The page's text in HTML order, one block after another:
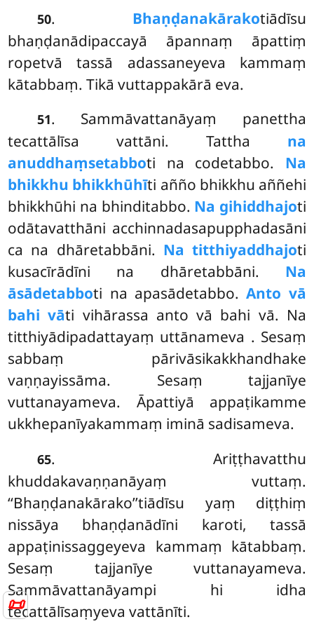
📜
50. Bhaṇḍanakārakotiādīsu
bhaṇḍanādipaccayā āpannaṃ āpattiṃ
ropetvā tassā adassaneyeva kammaṃ
kātabbaṃ. Tikā vuttappakārā eva.
51. Sammāvattanāyaṃ panettha
tecattālīsa vattāni. Tattha na
anuddhaṃsetabboti na codetabbo. Na
bhikkhu bhikkhūhīti añño bhikkhu aññehi
bhikkhūhi na bhinditabbo. Na gihiddhajoti
odātavatthāni acchinnadasapupphadasāni
ca na dhāretabbāni. Na titthiyaddhajoti
kusacīrādīni na dhāretabbāni. Na
āsādetabboti na apasādetabbo.Anto vā
bahi vāti vihārassa anto vā bahi vā. Na
titthiyādipadattayaṃ uttānameva . Sesaṃ
sabbaṃ pārivāsikakkhandhake
vaṇṇayissāma. Sesaṃ tajjanīye
vuttanayameva. Āpattiyā appaṭikamme
ukkhepanīyakammaṃ iminā sadisameva.
65. Ariṭṭhavatthu
khuddakavaṇṇanāyaṃ vuttaṃ.
‘‘Bhaṇḍanakārako’’tiādīsu yaṃ diṭṭhiṃ
nissāya bhaṇḍanādīni karoti, tassā
appaṭinissaggeyeva kammaṃ kātabbaṃ.
Sesaṃ tajjanīye vuttanayameva.
Sammāvattanāyampi hi idha
tecattālīsaṃyeva vattānīti.